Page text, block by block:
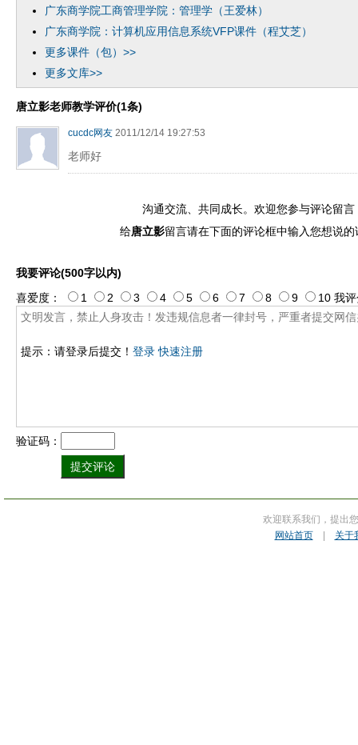
广东商学院工商管理学院：管理学（王爱林）
广东商学院：计算机应用信息系统VFP课件（程艾芝）
更多课件（包）>>
更多文库>>
唐立影老师教学评价(1条)
cucdc网友 2011/12/14 19:27:53
老师好
沟通交流、共同成长。欢迎您参与评论留言
给唐立影留言请在下面的评论框中输入您想说的
我要评论(500字以内)
提示：请登录后提交！ 登录 快速注册
喜爱度： 1 2 3 4 5 6 7 8 9 10 我评
验证码：
欢迎联系我们，提出
网站首页| 关于